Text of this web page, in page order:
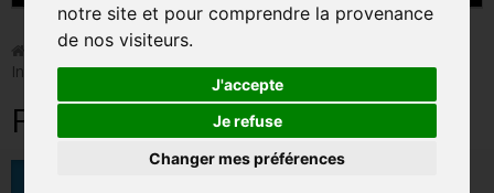
notre site et pour comprendre la provenance
de nos visiteurs.
J'accepte
Je refuse
Changer mes préférences
CARTE A JOUER
PRÉCOMMANDE FIGURINES POP
FIGURINES POP MANGA
FIGURINES POP DISNEY
Funko Pop! > Figurines Pop Marvel
Infinity Saga
Figurines Pop Infinity Saga